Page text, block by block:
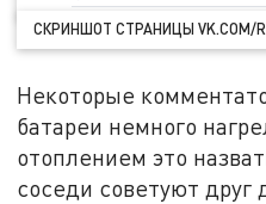
СКРИНШОТ СТРАНИЦЫ VK.COM/
Некоторые
батареи немного
отоплением это
соседи советуют друг